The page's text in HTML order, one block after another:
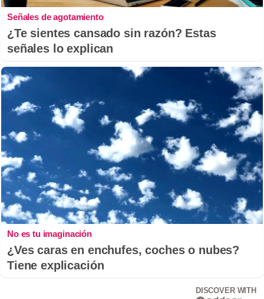
Señales de agotamiento
¿Te sientes cansado sin razón? Estas
señales lo explican
No es tu imaginación
¿Ves caras en enchufes, coches o nubes?
Tiene explicación
DISCOVER WITH